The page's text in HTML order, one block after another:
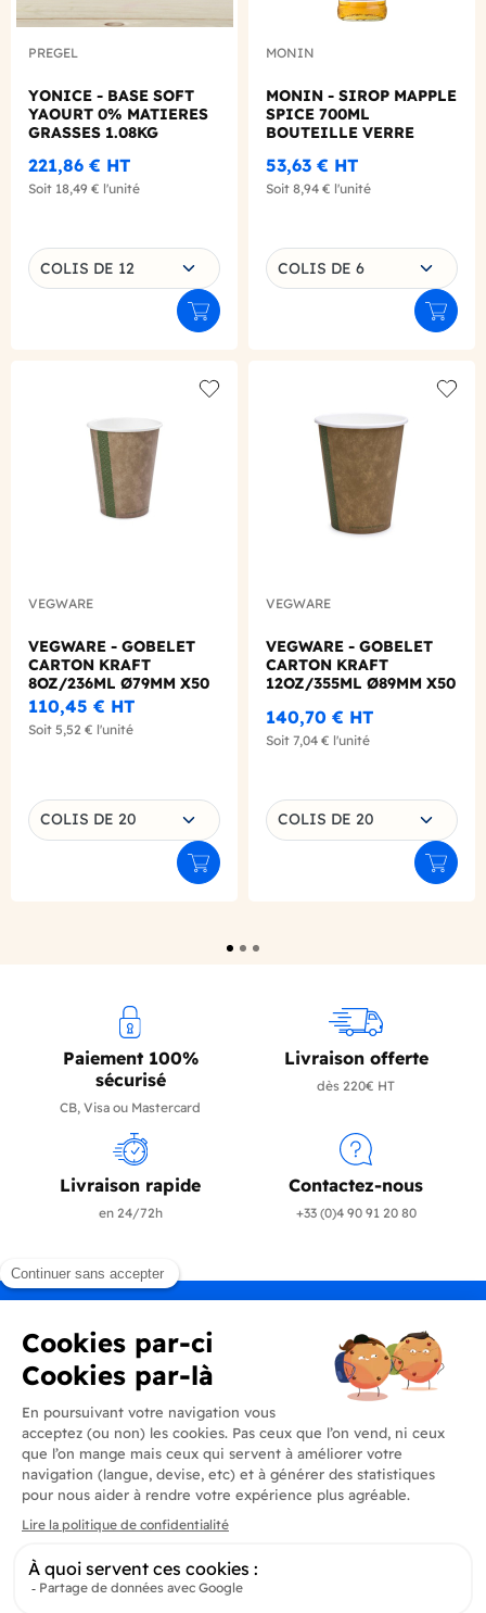
PREGEL
YONICE - BASE SOFT
YAOURT 0% MATIERES
GRASSES 1.08KG
221,86 € HT
Soit 18,49 € l'unité
Choisissez une déclinaison
COLIS DE 12
Ajouter au panier
MONIN
MONIN - SIROP MAPPLE
SPICE 700ML
BOUTEILLE VERRE
53,63 € HT
Soit 8,94 € l'unité
Choisissez une déclinaison
COLIS DE 6
VEGWARE
VEGWARE - GOBELET
CARTON KRAFT
8OZ/236ML Ø79MM X50
LOGO REGLEMENTAIRE
110,45 € HT
Soit 5,52 € l'unité
Choisissez une déclinaison
COLIS DE 20
Ajouter au panier
VEGWARE
VEGWARE - GOBELET
CARTON KRAFT
12OZ/355ML Ø89MM X50
140,70 € HT
Soit 7,04 € l'unité
Choisissez une déclinaison
COLIS DE 20
Paiement 100%
sécurisé
CB, Visa ou Mastercard
Livraison offerte
dès 220€ HT
Livraison rapide
en 24/72h
Contactez-nous
+33 (0)4 90 91 20 80
Produits